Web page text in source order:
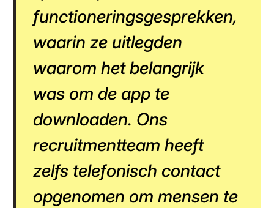
functioneringsgesprekken,
waarin ze uitlegden
waarom het belangrijk
was om de app te
downloaden. Ons
recruitmentteam heeft
zelfs telefonisch contact
opgenomen om mensen te